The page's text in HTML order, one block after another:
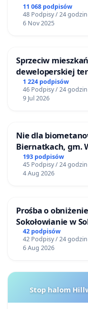
11 068 podpisów
48 Podpisy / 24 godzin
6 Nov 2025
Sprzeciw
deweloperskiej
Bulwarów
1 224 podpisów
46 Podpisy / 24 godzin
9 Jul 2026
Nie dla
Biernatkach, gm.
193 podpisów
45 Podpisy / 24 godzin
4 Aug 2026
Prośba o
Sokołowianie w
42 podpisów
42 Podpisy / 24 godzin
6 Aug 2026
Stop halom